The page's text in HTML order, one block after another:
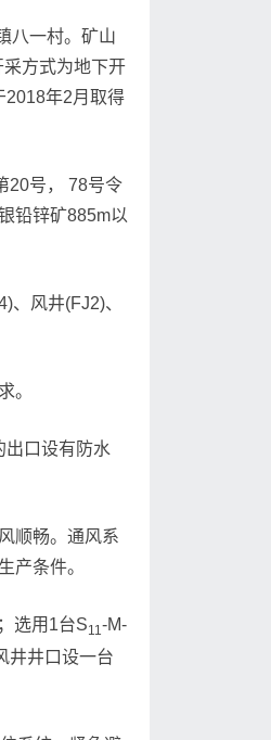
八一村。矿山
方式为地下开
2018年2月取得
20号， 78号令
铅锌矿885m以
风井(FJ2)、
。
出口设有防水
顺畅。通风系
产条件。
选用1台S11-M-
井井口设一台